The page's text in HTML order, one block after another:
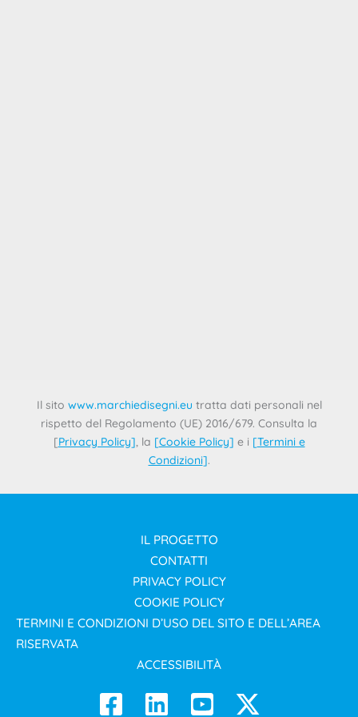
Il sito www.marchiedisegni.eu tratta dati personali nel
rispetto del Regolamento (UE) 2016/679. Consulta la
[Privacy Policy], la [Cookie Policy] e i [Termini e
Condizioni].
IL PROGETTO
CONTATTI
PRIVACY POLICY
COOKIE POLICY
TERMINI E CONDIZIONI D’USO DEL SITO E DELL’AREA
RISERVATA
ACCESSIBILITÀ